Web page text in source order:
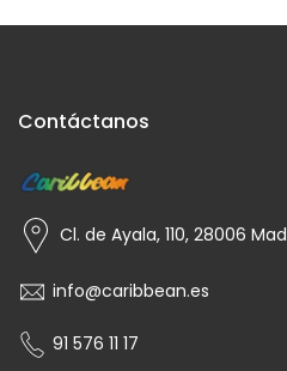
Contáctanos
Cl. de Ayala, 110, 28006
info@caribbean.es
91 576 11 17